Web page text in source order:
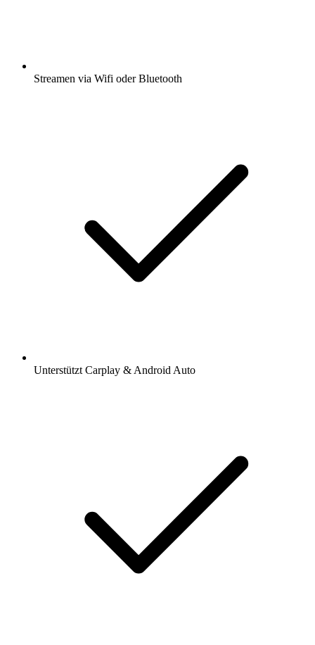
Streamen via Wifi oder Bluetooth
Unterstützt Carplay & Android Auto